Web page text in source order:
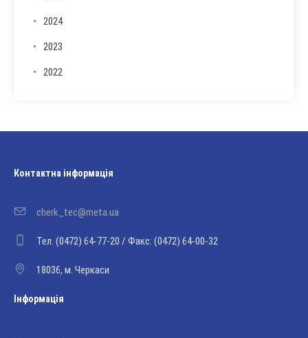
2024
2023
2022
Контактна інформація
cherk_tec@meta.ua
Тел. (0472) 64-77-20 / Факс: (0472) 64-00-32
18036, м. Черкаси
Інформація